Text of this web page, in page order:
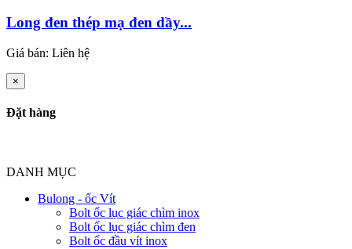
Long đen thép mạ đen dầy...
Giá bán: Liên hệ
×
Đặt hàng
DANH MỤC
Bulong - ốc Vít
Bolt ốc lục giác chìm inox
Bolt ốc lục giác chìm đen
Bolt ốc đầu vít inox